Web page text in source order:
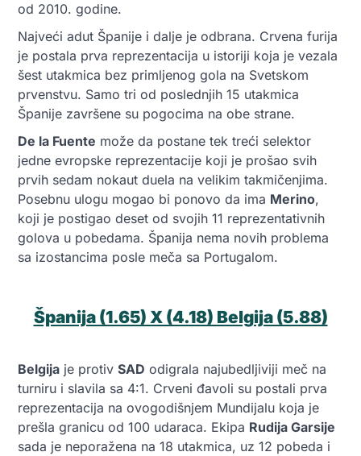
od 2010. godine.
Najveći adut Španije i dalje je odbrana. Crvena furija
je postala prva reprezentacija u istoriji koja je vezala
šest utakmica bez primljenog gola na Svetskom
prvenstvu. Samo tri od poslednjih 15 utakmica
Španije završene su pogocima na obe strane.
De la Fuente može da postane tek treći selektor
jedne evropske reprezentacije koji je prošao svih
prvih sedam nokaut duela na velikim takmičenjima.
Posebnu ulogu mogao bi ponovo da ima Merino,
koji je postigao deset od svojih 11 reprezentativnih
golova u pobedama. Španija nema novih problema
sa izostancima posle meča sa Portugalom.
Španija (1.65) X (4.18) Belgija (5.88)
Belgija je protiv SAD odigrala najubedljiviji meč na
turniru i slavila sa 4:1. Crveni đavoli su postali prva
reprezentacija na ovogodišnjem Mundijalu koja je
prešla granicu od 100 udaraca. Ekipa Rudija Garsije
sada je neporažena na 18 utakmica, uz 12 pobeda i